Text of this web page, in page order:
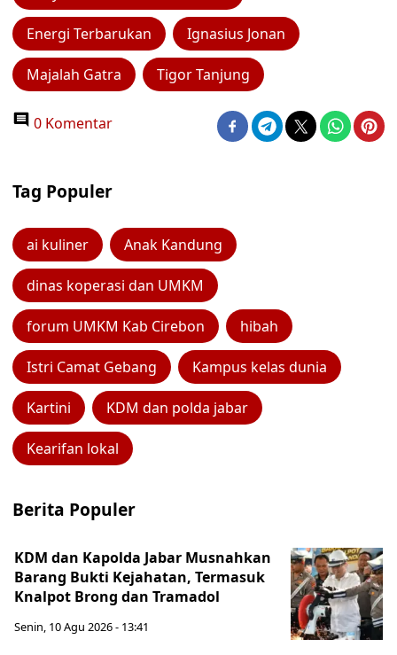
Energi Terbarukan Ignasius Jonan
Majalah Gatra Tigor Tanjung
0 Komentar
Tag Populer
ai kuliner Anak Kandung
dinas koperasi dan UMKM
forum UMKM Kab Cirebon hibah
Istri Camat Gebang Kampus kelas dunia
Kartini KDM dan polda jabar
Kearifan lokal
Berita Populer
KDM dan Kapolda Jabar Musnahkan
Barang Bukti Kejahatan, Termasuk
Knalpot Brong dan Tramadol
Senin, 10 Agu 2026 - 13:41